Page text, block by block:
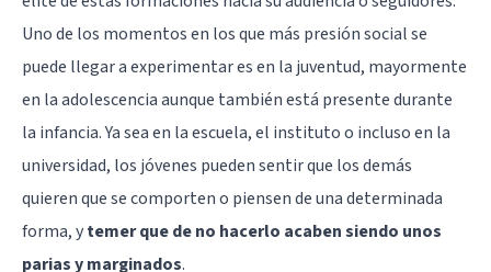
Uno de los momentos en los que más presión social se
puede llegar a experimentar es en la juventud, mayormente
en la adolescencia aunque también está presente durante
la infancia. Ya sea en la escuela, el instituto o incluso en la
universidad, los jóvenes pueden sentir que los demás
quieren que se comporten o piensen de una determinada
forma, ytemer que de no hacerlo acaben siendo unos
parias y marginados.